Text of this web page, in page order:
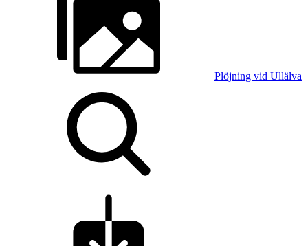
Plöjning vid Ullälva